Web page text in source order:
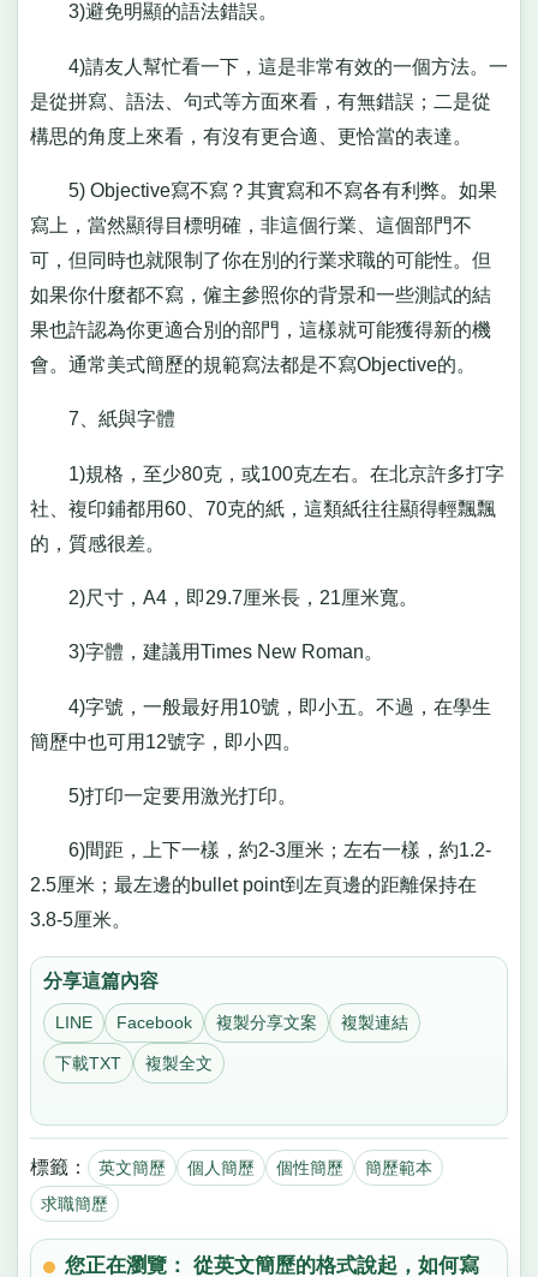
3)避免明顯的語法錯誤。
4)請友人幫忙看一下，這是非常有效的一個方法。一
是從拼寫、語法、句式等方面來看，有無錯誤；二是從
構思的角度上來看，有沒有更合適、更恰當的表達。
5) Objective寫不寫？其實寫和不寫各有利弊。如果
寫上，當然顯得目標明確，非這個行業、這個部門不
可，但同時也就限制了你在別的行業求職的可能性。但
如果你什麼都不寫，僱主參照你的背景和一些測試的結
果也許認為你更適合別的部門，這樣就可能獲得新的機
會。通常美式簡歷的規範寫法都是不寫Objective的。
7、紙與字體
1)規格，至少80克，或100克左右。在北京許多打字
社、複印鋪都用60、70克的紙，這類紙往往顯得輕飄飄
的，質感很差。
2)尺寸，A4，即29.7厘米長，21厘米寬。
3)字體，建議用Times New Roman。
4)字號，一般最好用10號，即小五。不過，在學生
簡歷中也可用12號字，即小四。
5)打印一定要用激光打印。
6)間距，上下一樣，約2-3厘米；左右一樣，約1.2-
2.5厘米；最左邊的bullet point到左頁邊的距離保持在
3.8-5厘米。
分享這篇內容
LINE Facebook 複製分享文案 複製連結
下載TXT 複製全文
標籤： 英文簡歷 個人簡歷 個性簡歷
簡歷範本
求職簡歷
您正在瀏覽： 從英文簡歷的格式說起，如何寫